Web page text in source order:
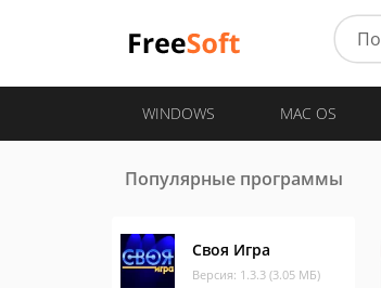
WINDOWS MAC OS
Популярные программы
Своя Игра
Версия: 1.3.3 (3.05 МБ)